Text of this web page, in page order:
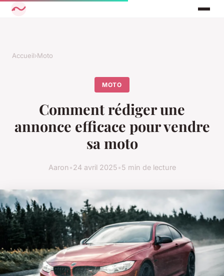
Accueil›Moto
MOTO
Comment rédiger une
annonce efficace pour vendre
sa moto
Aaron•24 avril 2025•5 min de lecture